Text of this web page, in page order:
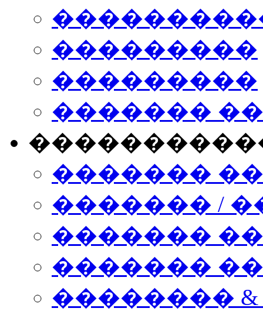
���������
���������
�������
�������
������� /
�������
������� ���
��������